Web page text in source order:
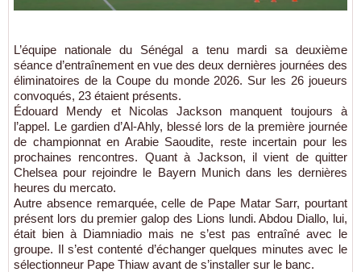
L’équipe nationale du Sénégal a tenu mardi sa deuxième
séance d’entraînement en vue des deux dernières journées des
éliminatoires de la Coupe du monde 2026. Sur les 26 joueurs
convoqués, 23 étaient présents.
Édouard Mendy et Nicolas Jackson manquent toujours à
l’appel. Le gardien d’Al-Ahly, blessé lors de la première journée
de championnat en Arabie Saoudite, reste incertain pour les
prochaines rencontres. Quant à Jackson, il vient de quitter
Chelsea pour rejoindre le Bayern Munich dans les dernières
heures du mercato.
Autre absence remarquée, celle de Pape Matar Sarr, pourtant
présent lors du premier galop des Lions lundi. Abdou Diallo, lui,
était bien à Diamniadio mais ne s’est pas entraîné avec le
groupe. Il s’est contenté d’échanger quelques minutes avec le
sélectionneur Pape Thiaw avant de s’installer sur le banc.